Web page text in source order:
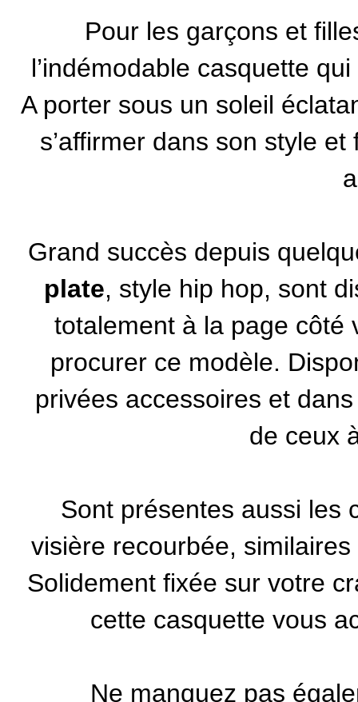
Pour les garçons et
l’indémodable casquette
A porter sous un soleil
s’affirmer dans son style
Grand succès depuis
plate, style hip hop, sont
totalement à la page côté
procurer ce modèle.
privées accessoires et
de ceux
Sont présentes aussi les
visière recourbée,
Solidement fixée sur votre
cette casquette vous
Ne manquez pas